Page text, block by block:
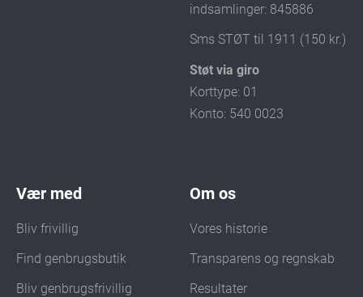
indsamlinger: 845886
Sms STØT til 1911 (150 kr.)
Støt via giro
Korttype: 01
Konto: 540 0023
Vær med
Bliv frivillig
Find genbrugsbutik
Bliv genbrugsfrivillig
Om os
Vores historie
Transparens og regnskab
Resultater